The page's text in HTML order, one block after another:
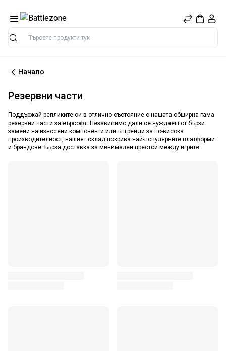
Търсене
Начало
Резервни части
Поддържай репликите си в отлично състояние с нашата обширна гама
резервни части за еърсофт. Независимо дали се нуждаеш от бързи
замени на износени компоненти или ъпгрейди за по-висока
производителност, нашият склад покрива най-популярните платформи
и брандове. Бърза доставка за минимален престой между игрите.